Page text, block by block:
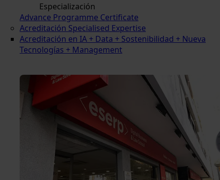
Especialización
Advance Programme Certificate
Acreditación Specialised Expertise
Acreditación en IA + Data + Sostenibilidad + Nueva
Tecnologías + Management